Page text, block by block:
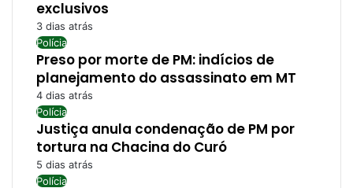
exclusivos
3 dias atrás
Polícia
Preso por morte de PM: indícios de
planejamento do assassinato em MT
4 dias atrás
Polícia
Justiça anula condenação de PM por
tortura na Chacina do Curó
5 dias atrás
Polícia